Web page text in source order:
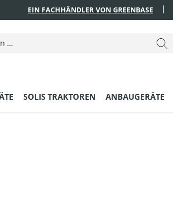
EIN FACHHÄNDLER VON GREENBASE
SOLIS TRAKTOREN ANBAUGERÄTE